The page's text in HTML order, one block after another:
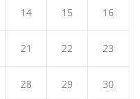
14 15 16
21 22 23
28 29 30